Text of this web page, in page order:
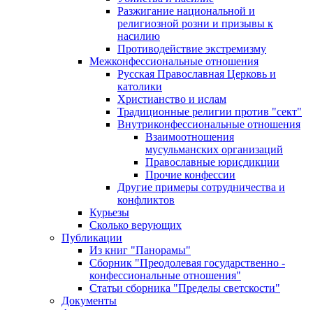
Разжигание национальной и
религиозной розни и призывы к
насилию
Противодействие экстремизму
Межконфессиональные отношения
Русская Православная Церковь и
католики
Христианство и ислам
Традиционные религии против "сект"
Внутриконфессиональные отношения
Взаимоотношения
мусульманских организаций
Православные юрисдикции
Прочие конфессии
Другие примеры сотрудничества и
конфликтов
Курьезы
Сколько верующих
Публикации
Из книг "Панорамы"
Сборник "Преодолевая государственно -
конфессиональные отношения"
Статьи сборника "Пределы светскости"
Документы